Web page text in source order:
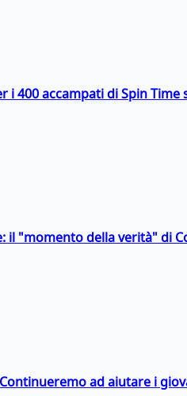
i 400 accampati di Spin
il "momento della verità" di
ad aiutare i